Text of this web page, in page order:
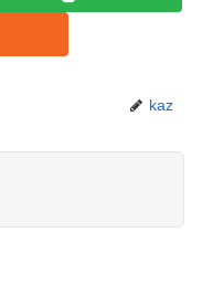
kaz